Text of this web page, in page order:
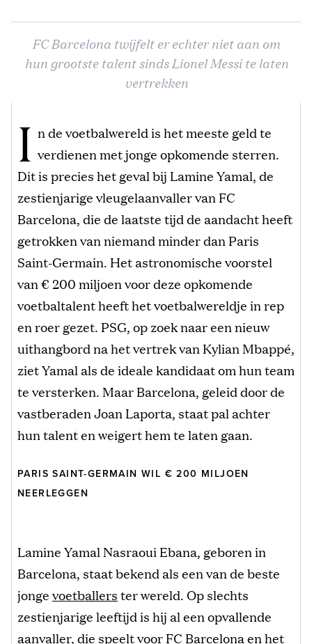
FC Barcelona twijfelt er echter niet aan om
hun grootste talent sinds Lionel Messi te laten
vertrekken
I n de voetbalwereld is het meeste geld te
verdienen met jonge opkomende sterren.
Dit is precies het geval bij Lamine Yamal, de
zestienjarige vleugelaanvaller van FC
Barcelona, die de laatste tijd de aandacht heeft
getrokken van niemand minder dan Paris
Saint-Germain. Het astronomische voorstel
van € 200 miljoen voor deze opkomende
voetbaltalent heeft het voetbalwereldje in rep
en roer gezet. PSG, op zoek naar een nieuw
uithangbord na het vertrek van Kylian Mbappé,
ziet Yamal als de ideale kandidaat om hun team
te versterken. Maar Barcelona, geleid door de
vastberaden Joan Laporta, staat pal achter
hun talent en weigert hem te laten gaan.
PARIS SAINT-GERMAIN WIL € 200 MILJOEN
NEERLEGGEN
Lamine Yamal Nasraoui Ebana, geboren in
Barcelona, staat bekend als een van de beste
jongevoetballerster wereld. Op slechts
zestienjarige leeftijd is hij al een opvallende
aanvaller, die speelt voor FC Barcelona en het